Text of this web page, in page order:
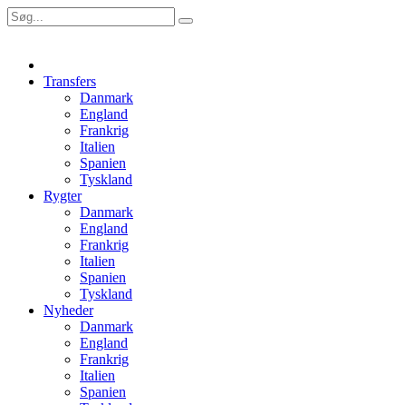
Transfers
Danmark
England
Frankrig
Italien
Spanien
Tyskland
Rygter
Danmark
England
Frankrig
Italien
Spanien
Tyskland
Nyheder
Danmark
England
Frankrig
Italien
Spanien